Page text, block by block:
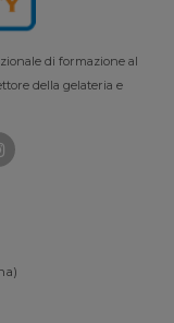
di formazione al
della gelateria e